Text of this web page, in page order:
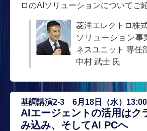
ロのAIソリューションについてご
菱洋エレクトロ株
ソリューション事
ネスユニット 専任
中村 武士 氏
基調講演2-3 6月18日（水）
AIエージェントの活用はク
み込み、そしてAI PCへ